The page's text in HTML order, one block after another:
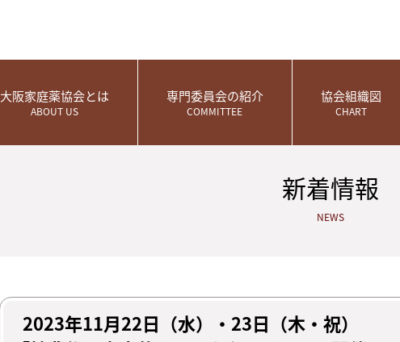
大阪家庭薬協会とは
ABOUT US
専門委員会の紹介
COMMITTEE
協会組織図
CHART
新着情報
NEWS
2023年11月22日（水）・23日（木・祝）